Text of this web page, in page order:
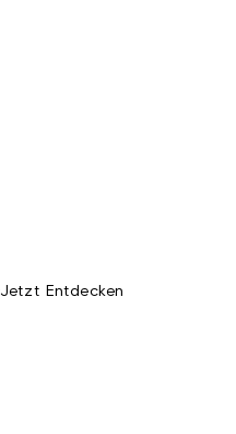
Jetzt Entdecken